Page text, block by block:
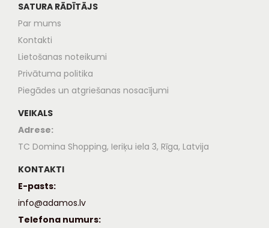
SATURA RĀDĪTĀJS
Par mums
Kontakti
Lietošanas noteikumi
Privātuma politika
Piegādes un atgriešanas nosacījumi
VEIKALS
Adrese:
TC Domina Shopping, Ieriķu iela 3, Rīga, Latvija
KONTAKTI
E-pasts:
info@adamos.lv
Telefona numurs: